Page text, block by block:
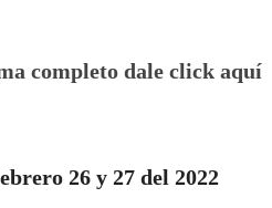
completo dale click aquí
26 y 27 del 2022